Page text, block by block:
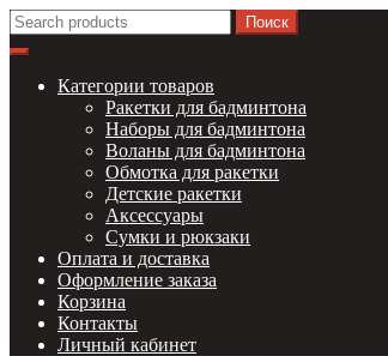
Перейти
к
навигации
Перейти
к
содержимому
Найти:
Категории товаров
Ракетки для бадминтона
Наборы для бадминтона
Воланы для бадминтона
Обмотка для ракетки
Детские ракетки
Аксессуары
Сумки и рюкзаки
Оплата и доставка
Оформление заказа
Корзина
Контакты
Личный кабинет